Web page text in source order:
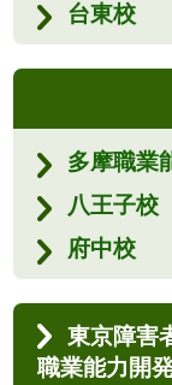
台東校
多摩職業
八王子校
府中校
東京障害
職業能力開